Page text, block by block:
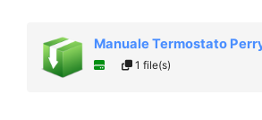
Manuale Termostato
1 file(s)